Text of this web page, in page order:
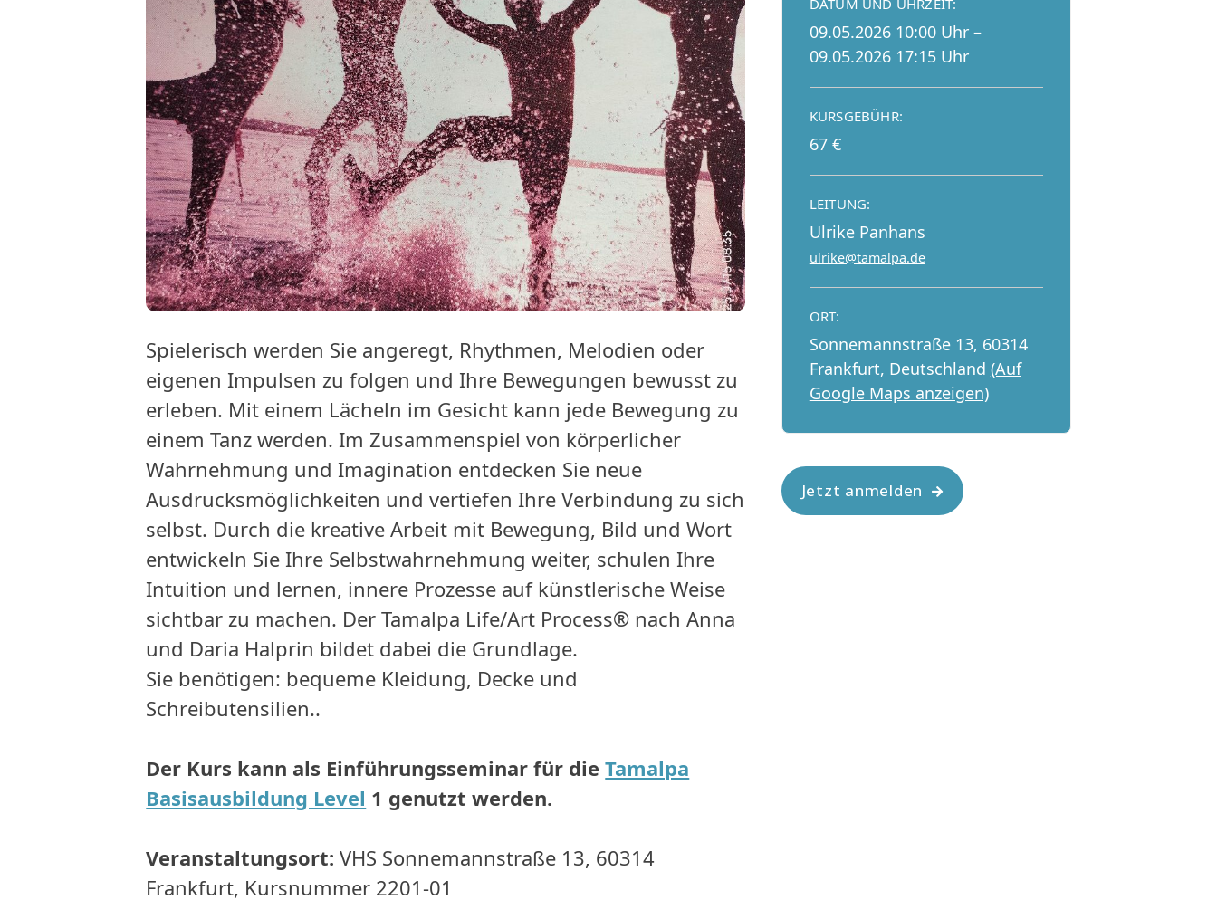
Termine
Spielerisch werden Sie angeregt, Rhythmen, Melodien oder
eigenen Impulsen zu folgen und Ihre Bewegungen bewusst zu
erleben. Mit einem Lächeln im Gesicht kann jede Bewegung zu
einem Tanz werden. Im Zusammenspiel von körperlicher
Wahrnehmung und Imagination entdecken Sie neue
Ausdrucksmöglichkeiten und vertiefen Ihre Verbindung zu sich
selbst. Durch die kreative Arbeit mit Bewegung, Bild und Wort
entwickeln Sie Ihre Selbstwahrnehmung weiter, schulen Ihre
Intuition und lernen, innere Prozesse auf künstlerische Weise
sichtbar zu machen. Der Tamalpa Life/Art Process® nach Anna
und Daria Halprin bildet dabei die Grundlage.
Sie benötigen: bequeme Kleidung, Decke und
Schreibutensilien..
Der Kurs kann als Einführungsseminar für dieTamalpa
Basisausbildung Level 1 genutzt werden.
Veranstaltungsort:VHS Sonnemannstraße 13, 60314
Frankfurt, Kursnummer 2201-01
DATUM UND UHRZEIT:
09.05.2026 10:00 Uhr –
09.05.2026 17:15 Uhr
KURSGEBÜHR:
67 €
LEITUNG:
Ulrike Panhans
ulrike@tamalpa.de
ORT:
Sonnemannstraße 13, 60314
Frankfurt, Deutschland (Auf
Google Maps anzeigen)
Jetzt anmelden